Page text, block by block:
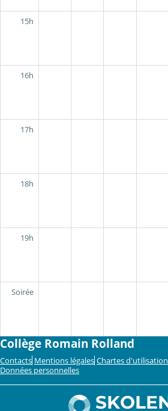
15h
16h
17h
18h
19h
Soirée
Collège Romain Rolland
Contacts Mentions légales Chartes d'utilisation
Données personnelles